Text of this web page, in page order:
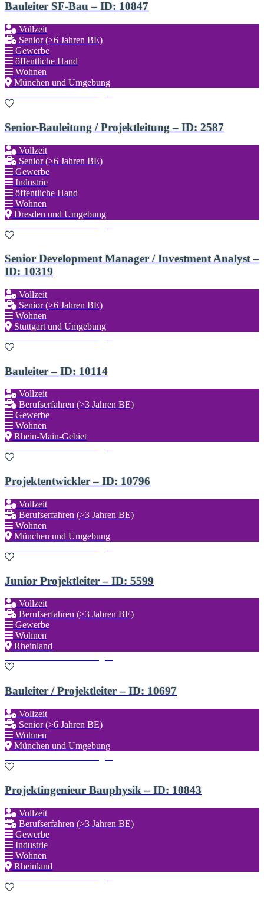
Bauleiter SF-Bau – ID: 10847
Vollzeit
Senior (>6 Jahren BE)
Gewerbe
öffentliche Hand
Wohnen
München und Umgebung
Senior-Bauleitung / Projektleitung – ID: 2587
Vollzeit
Senior (>6 Jahren BE)
Gewerbe
Industrie
öffentliche Hand
Wohnen
Dresden und Umgebung
Senior Development Manager / Investment Analyst –
ID: 10319
Vollzeit
Senior (>6 Jahren BE)
Wohnen
Stuttgart und Umgebung
Bauleiter – ID: 10114
Vollzeit
Berufserfahren (>3 Jahren BE)
Gewerbe
Wohnen
Rhein-Main-Gebiet
Projektentwickler – ID: 10796
Vollzeit
Berufserfahren (>3 Jahren BE)
Wohnen
München und Umgebung
Junior Projektleiter – ID: 5599
Vollzeit
Berufserfahren (>3 Jahren BE)
Gewerbe
Wohnen
Rheinland
Bauleiter / Projektleiter – ID: 10697
Vollzeit
Senior (>6 Jahren BE)
Wohnen
München und Umgebung
Projektingenieur Bauphysik – ID: 10843
Vollzeit
Berufserfahren (>3 Jahren BE)
Gewerbe
Industrie
Wohnen
Rheinland